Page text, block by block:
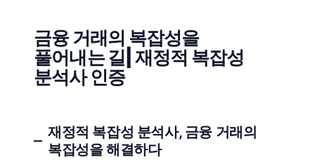
금융 거래의 복잡성을
풀어내는 길| 재정적 복잡성
분석사 인증
재정적 복잡성 분석사, 금융 거래의
복잡성을 해결하다